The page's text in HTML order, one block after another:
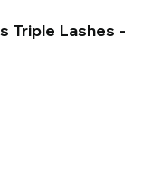
Triple Lashes -